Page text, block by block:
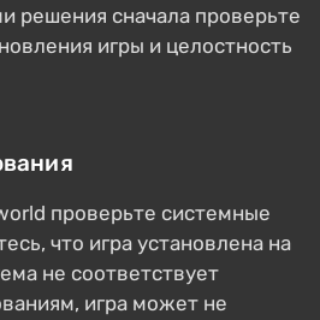
решения сначала проверьте
игры и целостность
проверьте системные
что игра установлена на
не соответствует
игра может не